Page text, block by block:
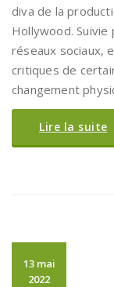
diva de la
Hollywood. Suivie
réseaux sociaux,
critiques de
changement
Lire la suite
13 mai
2022